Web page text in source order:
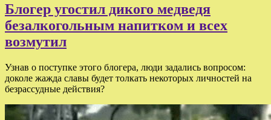
Блогер угостил дикого медведя
безалкогольным напитком и всех
возмутил
Узнав о поступке этого блогера, люди задались вопросом:
доколе жажда славы будет толкать некоторых личностей на
безрассудные действия?